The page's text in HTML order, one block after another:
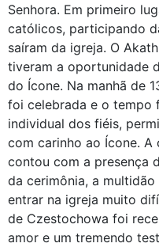
Senhora. Em primeiro
católicos, participando
saíram da igreja. O
tiveram a oportunidade
do Ícone. Na manhã de
foi celebrada e o tempo
individual dos fiéis,
com carinho ao Ícone. A
contou com a presença
da cerimônia, a
entrar na igreja muito
de Czestochowa foi
amor e um tremendo